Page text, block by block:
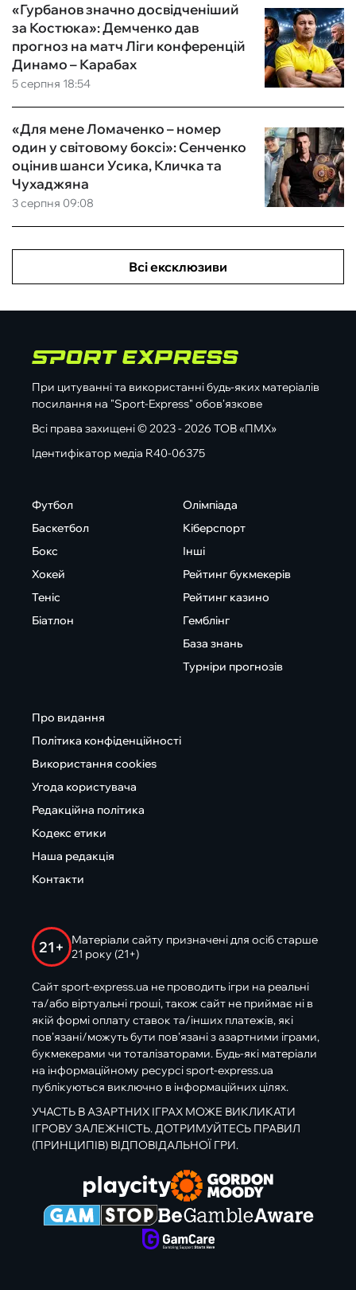
5 серпня 18:54
«Гурбанов значно досвідченіший
за Костюка»: Демченко дав
прогноз на матч Ліги конференцій
Динамо – Карабах
3 серпня 09:08
«Для мене Ломаченко – номер
один у світовому боксі»: Сенченко
оцінив шанси Усика, Кличка та
Чухаджяна
Всі ексклюзиви
При цитуванні та використанні будь-яких матеріалів
посилання на "Sport-Express" обов'язкове
Всі права захищені © 2023 - 2026 ТОВ «ПМХ»
Ідентифікатор медіа R40-06375
Футбол
Баскетбол
Бокс
Хокей
Теніс
Біатлон
Олімпіада
Кіберспорт
Інші
Рейтинг букмекерів
Рейтинг казино
Гемблінг
База знань
Турніри прогнозів
Про видання
Політика конфіденційності
Використання cookies
Угода користувача
Редакційна політика
Кодекс етики
Наша редакція
Контакти
21+
Матеріали сайту призначені для осіб старше
21 року (21+)
Сайт sport-express.ua не проводить ігри на реальні
та/або віртуальні гроші, також сайт не приймає ні в
якій формі оплату ставок та/інших платежів, які
пов’язані/можуть бути пов’язані з азартними іграми,
букмекерами чи тоталізаторами. Будь-які матеріали
на інформаційному ресурсі sport-express.ua
публікуються виключно в інформаційних цілях.
УЧАСТЬ В АЗАРТНИХ ІГРАХ МОЖЕ ВИКЛИКАТИ
ІГРОВУ ЗАЛЕЖНІСТЬ. ДОТРИМУЙТЕСЬ ПРАВИЛ
(ПРИНЦИПІВ) ВІДПОВІДАЛЬНОЇ ГРИ.